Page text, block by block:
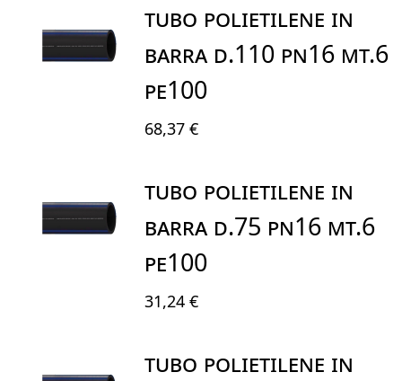
TUBO POLIETILENE IN
BARRA D.110 PN16 MT.6
PE100
68,37 €
TUBO POLIETILENE IN
BARRA D.75 PN16 MT.6
PE100
31,24 €
TUBO POLIETILENE IN